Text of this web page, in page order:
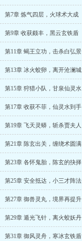
第7章 炼气四层，火球术大成
第9章 收获颇丰，黑云玄铁盾
第11章 蝎王立功，击杀白弘景
第13章 冰火蛟卵，离开沧澜城
第15章 狩猎小队，甘泉仙灵水
第17章 收获不菲，仙灵水到手
第19章 飞天灵蟒，斩杀贾夫人
第21章 陈玄出关，缠绕术圆满
第23章 各怀鬼胎，陈玄的抉择
第25章 安全抵达，小三才阵法
第27章 御兽灵丸，境界再提升
第29章 遁光飞针，离火蛟妖丹
第31章 御风灵舟，寒冰玄铁盾